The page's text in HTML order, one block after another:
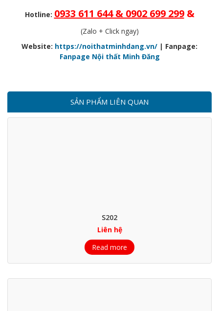
Hotline: 0933 611 644 & 0902 699 299 &
(Zalo + Click ngay)
Website: https://noithatminhdang.vn/ | Fanpage:
Fanpage Nội thất Minh Đăng
SẢN PHẨM LIÊN QUAN
S202
Liên hệ
Read more